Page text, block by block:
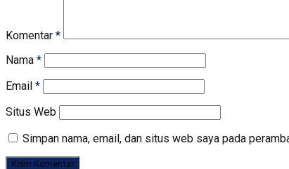
Komentar *
Nama *
Email *
Situs Web
Simpan nama, email, dan situs web saya pada